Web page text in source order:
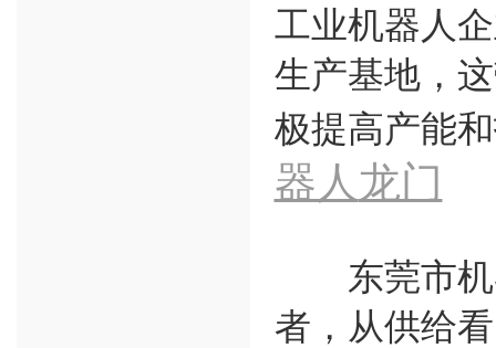
工业机器人
生产基地，
极提高产能
器人 龙门
东莞市机
者，从供给